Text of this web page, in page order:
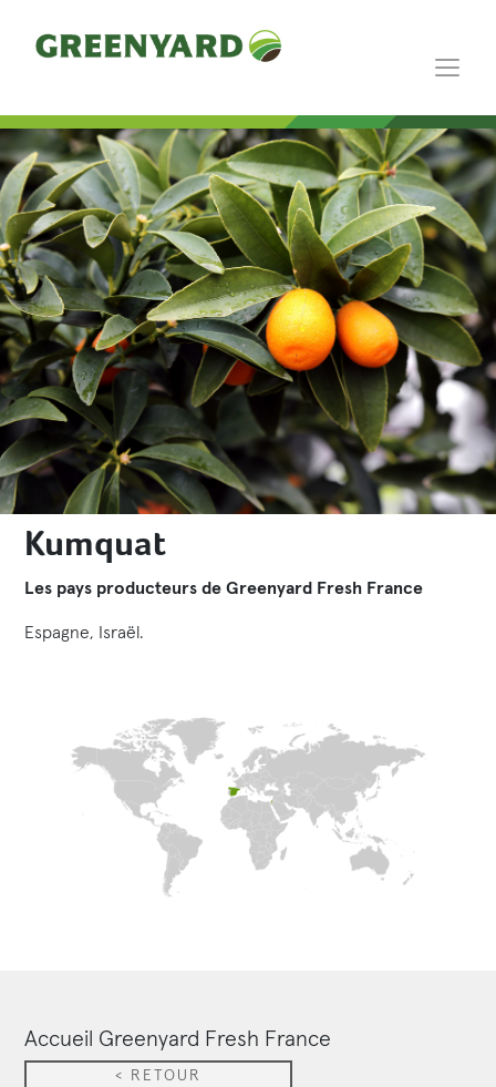
Kumquat
Les pays producteurs de Greenyard Fresh France
Espagne, Israël.
Accueil Greenyard Fresh France
< RETOUR